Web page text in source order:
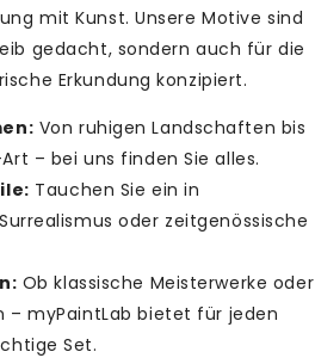
mit Kunst. Unsere Motive sind
gedacht, sondern auch für die
Erkundung konzipiert.
Von ruhigen Landschaften bis
– bei uns finden Sie alles.
Tauchen Sie ein in
oder zeitgenössische
Ob klassische Meisterwerke oder
– myPaintLab bietet für jeden
Set.